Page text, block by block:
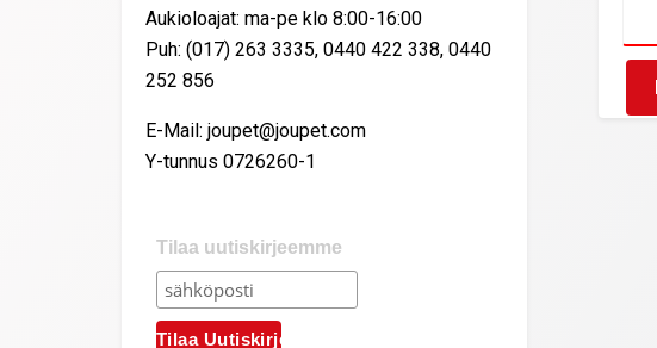
Aukioloajat: ma-pe klo 8:00-16:00
Puh: (017) 263 3335, 0440 422 338, 0440
252 856
E-Mail: joupet@joupet.com
Y-tunnus 0726260-1
Tilaa uutiskirjeemme